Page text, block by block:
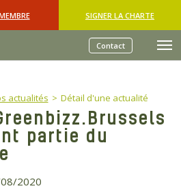
SIGNER LA CHARTE
Contact
actualités Détail d'une actualité
partie du
2020